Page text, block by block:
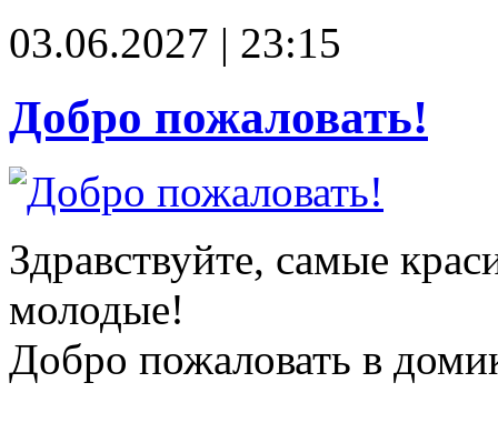
03.06.2027 | 23:15
Добро пожаловать!
Здравствуйте, самые
молодые!
Добро пожаловать в